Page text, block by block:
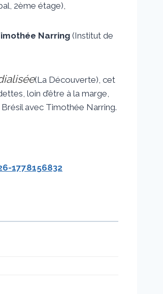
2ème étage),
Narring(Institut de
(La Découverte), cet
loin d’être à la marge,
avec Timothée Narring.
1778156832